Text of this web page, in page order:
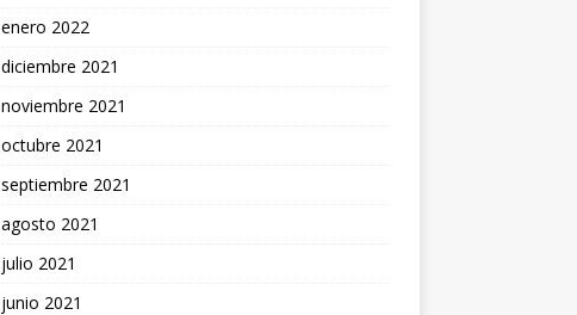
enero 2022
diciembre 2021
noviembre 2021
octubre 2021
septiembre 2021
agosto 2021
julio 2021
junio 2021